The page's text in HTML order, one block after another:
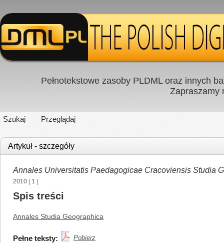
Pełnotekstowe zasoby PLDML oraz innych
Zapraszamy
Szukaj Przeglądaj
Artykuł - szczegóły
Annales Universitatis Paedagogicae Cracoviensis Studia
2010 1
Spis treści
Annales Studia Geographica
Pełne teksty: Pobierz